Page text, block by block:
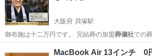
大阪府 貝塚駅
御布施は十二万円です。 完結葬の加盟葬儀社での
す。（火葬費用は…
貝塚市 貝塚駅 葬儀 直葬
MacBook Air 13インチ 0